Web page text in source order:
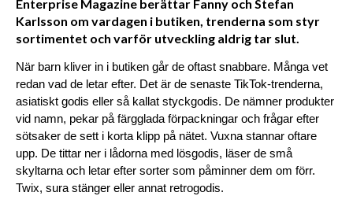
Enterprise Magazine berättar Fanny och Stefan
Karlsson om vardagen i butiken, trenderna som styr
sortimentet och varför utveckling aldrig tar slut.
När barn kliver in i butiken går de oftast snabbare. Många vet
redan vad de letar efter. Det är de senaste TikTok-trenderna,
asiatiskt godis eller så kallat styckgodis. De nämner produkter
vid namn, pekar på färgglada förpackningar och frågar efter
sötsaker de sett i korta klipp på nätet. Vuxna stannar oftare
upp. De tittar ner i lådorna med lösgodis, läser de små
skyltarna och letar efter sorter som påminner dem om förr.
Twix, sura stänger eller annat retrogodis.